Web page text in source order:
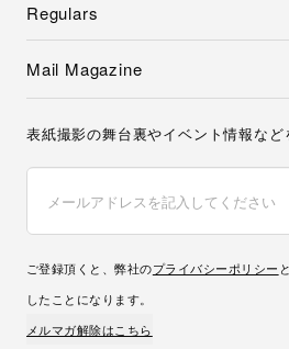
Regulars
Mail Magazine
表紙撮影の舞台裏やイベント情報など
ご登録頂くと、弊社のプライバシーポリシー
したことになります。
メルマガ解除はこちら